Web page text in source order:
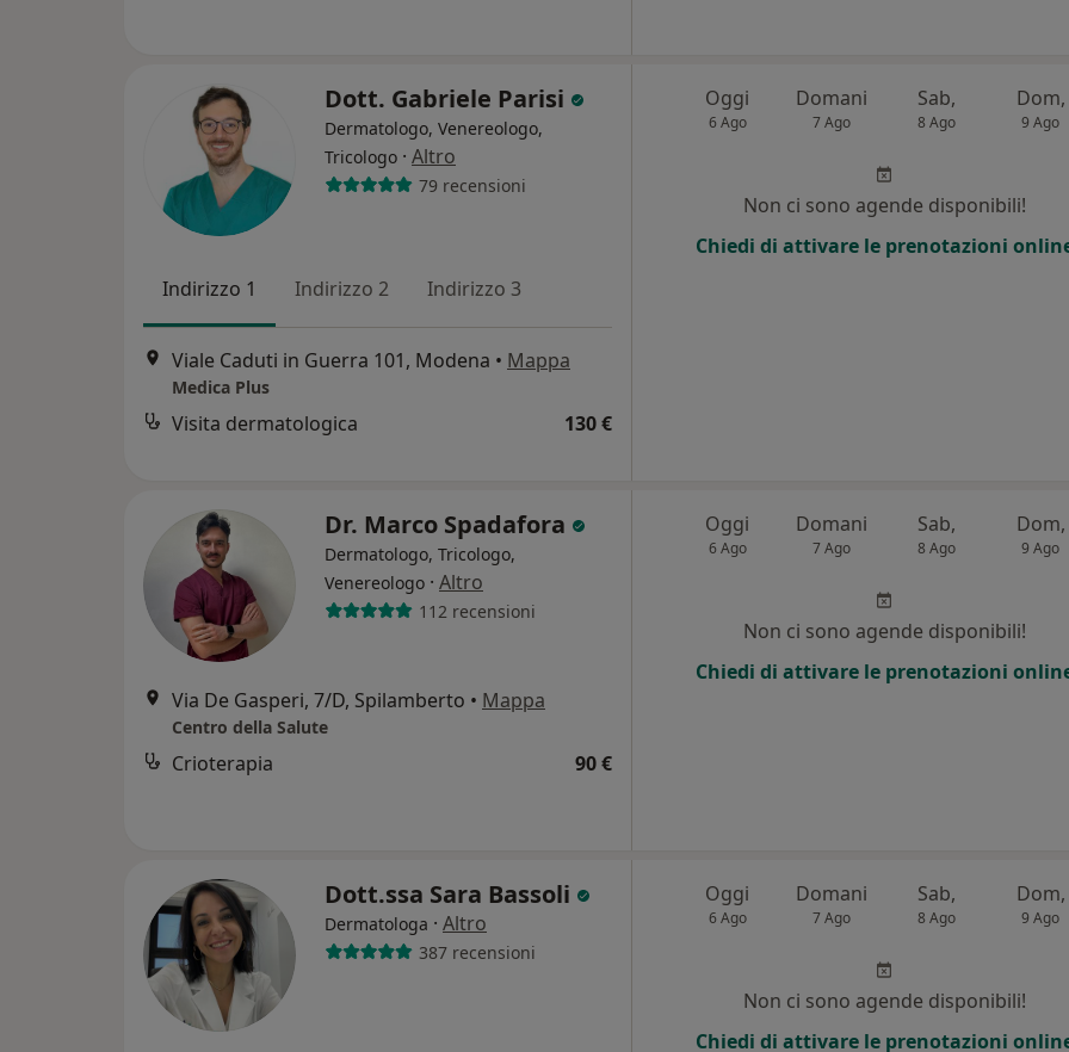
Dott. Gabriele Parisi
Dermatologo, Venereologo,
Tricologo · Altro
79 recensioni
Indirizzo 1 Indirizzo 2 Indirizzo 3
Viale Caduti in Guerra 101, Modena • Mappa
Medica Plus
Visita dermatologica 130 €
Oggi
6 Ago
Domani
7 Ago
Sab,
8 Ago
Dom,
9 Ago
Non ci sono agende disponibili!
Chiedi di attivare le prenotazioni
Dr. Marco Spadafora
Dermatologo, Tricologo,
Venereologo · Altro
112 recensioni
Via De Gasperi, 7/D, Spilamberto • Mappa
Centro della Salute
Crioterapia 90 €
Oggi
6 Ago
Domani
7 Ago
Sab,
8 Ago
Dom,
9 Ago
Non ci sono agende disponibili!
Chiedi di attivare le prenotazioni
Dott.ssa Sara Bassoli
Dermatologa · Altro
387 recensioni
Oggi
6 Ago
Domani
7 Ago
Sab,
8 Ago
Dom,
9 Ago
Non ci sono agende disponibili!
Chiedi di attivare le prenotazioni